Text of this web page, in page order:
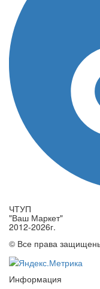
ЧТУП
"Ваш Маркет"
2012-2026г.
© Все права
Информация